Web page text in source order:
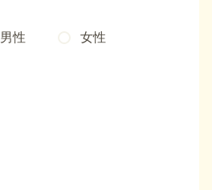
男性 女性